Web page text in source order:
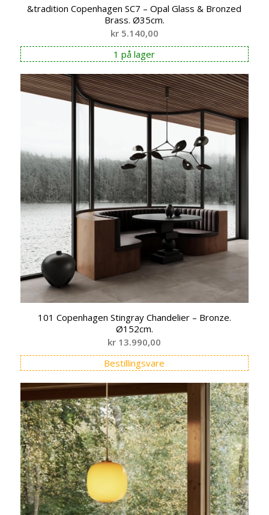
&tradition Copenhagen SC7 – Opal Glass & Bronzed
Brass. Ø35cm.
kr5.140,00
1 på lager
101 Copenhagen Stingray Chandelier – Bronze.
Ø152cm.
kr 13.990,00
Bestillingsvare